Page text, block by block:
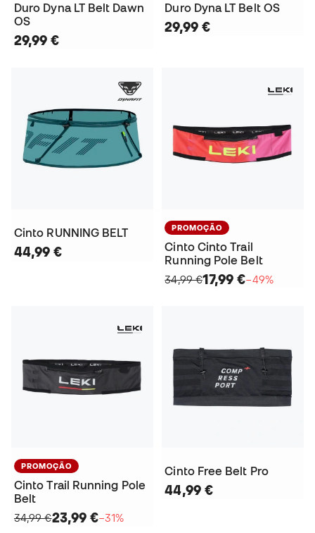
Duro Dyna LT Belt Dawn
OS
29,99 €
Duro Dyna LT Belt OS
29,99 €
Cinto RUNNING BELT
44,99 €
PROMOÇÃO
Cinto Cinto Trail
Running Pole Belt
34,99 €17,99 €−49%
PROMOÇÃO
Cinto Trail Running Pole
Belt
34,99 €23,99 €−31%
Cinto Free Belt Pro
44,99 €